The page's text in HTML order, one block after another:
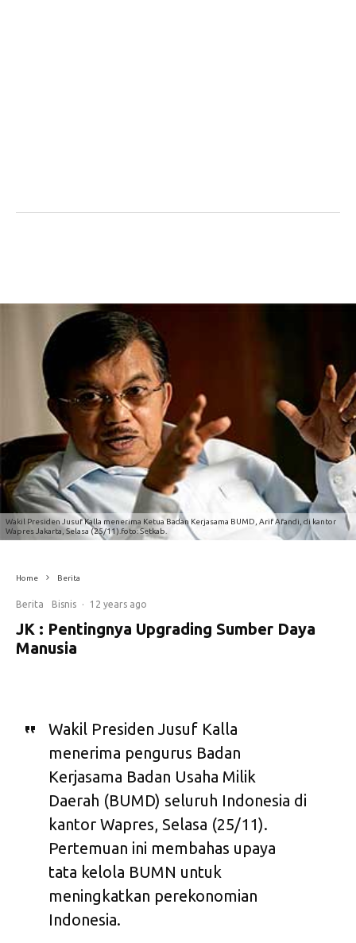
Wakil Presiden Jusuf Kalla menerima Ketua Badan Kerjasama BUMD, Arif Afandi, di kantor
Wapres Jakarta, Selasa (25/11).foto: Setkab.
Home Berita
Berita Bisnis · 12 years ago
JK : Pentingnya Upgrading Sumber Daya
Manusia
Wakil Presiden Jusuf Kalla
menerima pengurus Badan
Kerjasama Badan Usaha Milik
Daerah (BUMD) seluruh Indonesia di
kantor Wapres, Selasa (25/11).
Pertemuan ini membahas upaya
tata kelola BUMN untuk
meningkatkan perekonomian
Indonesia.